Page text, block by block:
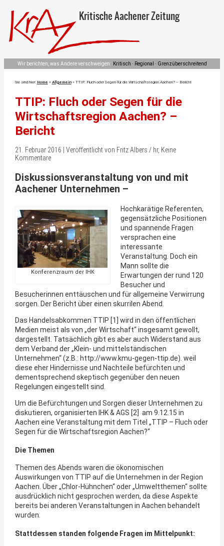
Kritische Aachener Zeitung
Wir berichten, was Andere verschweigen: Kritisch · Regional · Grenzüberschreitend
Sie sind hier: Home » Allgemein» TTIP: Fluch oder Segen für die Wirtschaftsregion Aachen? – Bericht
TTIP: Fluch oder Segen für die
Wirtschaftsregion Aachen? –
Bericht
21. Februar 2016 | Veröffentlicht von Fritz Albers / hr, Keine
Kommentare
Diskussionsveranstaltung von und mit
Aachener Unternehmen –
Konferenzraum der IHK
Hochkarätige Referenten,
gegensätzliche Positionen
und spannende Fragen
versprachen eine
interessante
Veranstaltung. Doch ein
Mann sollte die
Erwartungen der rund 120
Besucher und
Besucherinnen enttäuschen und für allgemeine Verwirrung
sorgen. Der Bericht über einen skurrilen Abend.
Das Handelsabkommen TTIP [1] wird in den öffentlichen
Medien meist als von „der Wirtschaft“ insgesamt gewollt,
dargestellt. Tatsächlich gibt es aber auch Widerstand aus
dem Verband der „Klein- und mittelständischen
Unternehmen“ (z.B.: http://www.kmu-gegen-ttip.de). weil
diese eher Hindernisse und Nachteile befürchten und
dementsprechend skeptisch gegenüber den neuen
Regelungen eingestellt sind.
Um die Befürchtungen und Sorgen dieser Unternehmen zu
diskutieren, organisierten IHK & AGS [2] am 9.12.15 in
Aachen eine Veranstaltung mit dem Titel „TTIP – Fluch oder
Segen für die Wirtschaftsregion Aachen?“
Die Themen
Themen des Abends waren die ökonomischen
Auswirkungen von TTIP auf die Unternehmen in der Region
Aachen. Über „Chlor-Hühnchen“ oder „Umweltthemen“ sollte
ausdrücklich nicht gesprochen werden, da diese Aspekte
bereits bei anderen Veranstaltungen in Aachen behandelt
wurden.
Stattdessen standen folgende Fragen im Mittelpunkt: